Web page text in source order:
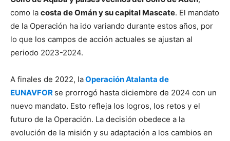
como la costa de Omán y su capital Mascate. El mandato
de la Operación ha ido variando durante estos años, por
lo que los campos de acción actuales se ajustan al
periodo 2023-2024.
A finales de 2022, laOperación Atalanta de
EUNAVFOR se prorrogó hasta diciembre de 2024 con un
nuevo mandato. Esto refleja los logros, los retos y el
futuro de la Operación. La decisión obedece a la
evolución de la misión y su adaptación a los cambios en